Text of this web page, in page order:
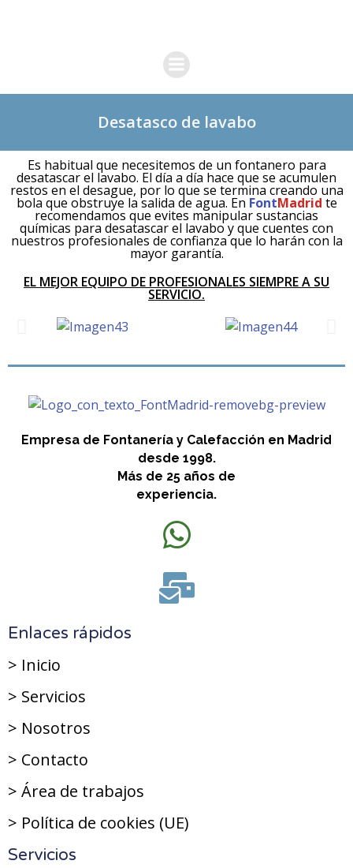
Desatasco de lavabo
Es habitual que necesitemos de un fontanero para
desatascar el lavabo. El día a día hace que se acumulen
restos en el desague, por lo que se termina creando una
bola que obstruye la salida de agua. En FontMadrid te
recomendamos que evites manipular sustancias
químicas para desatascar el lavabo y que cuentes con
nuestros profesionales de confianza que lo harán con la
mayor garantía.
EL MEJOR EQUIPO DE PROFESIONALES SIEMPRE A SU
SERVICIO.
Empresa de Fontanería y Calefacción en Madrid
desde 1998.
Más de 25 años de
experiencia.
Enlaces rápidos
> Inicio
> Servicios
> Nosotros
> Contacto
> Área de trabajos
> Política de cookies (UE)
Servicios